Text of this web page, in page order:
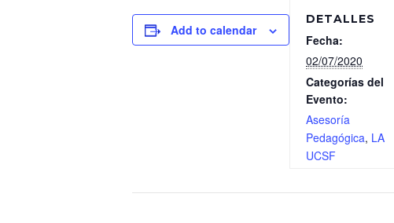
Add to calendar
DETALLES
Fecha:
02/07/2020
Categorías del
Evento:
Asesoría
Pedagógica, LA
UCSF